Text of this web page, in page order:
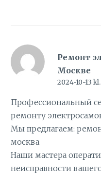
Ремонт
Москве
2024-10-13
Профессиональный
ремонту
Мы предлагаем:
москва
Наши мастера
неисправности